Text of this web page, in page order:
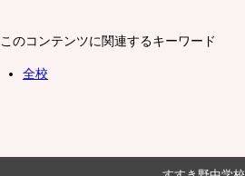
このコンテンツに関連するキーワード
全校